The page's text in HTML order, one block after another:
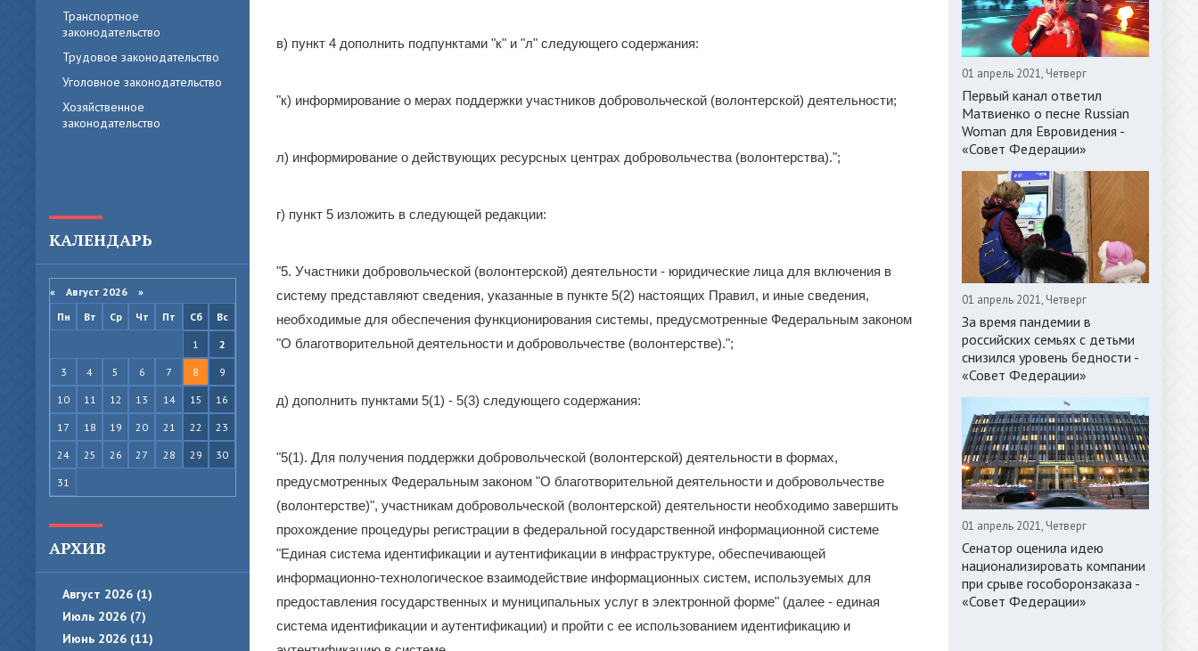
Транспортное
законодательство
Трудовое законодательство
Уголовное законодательство
Хозяйственное
законодательство
КАЛЕНДАРЬ
« Август 2026 »
Пн
Вт Ср Чт Пт Сб Вс
1 2
3 4 5 6 7 8 9
10 11 12 13 14 15 16
17 18 19 20 21 22 23
24 25 26 27 28 29 30
31
АРХИВ
Август 2026 (1)
Июль 2026 (7)
Июнь 2026 (11)
в) пункт 4 дополнить подпунктами "к" и "л" следующего содержания:
"к) информирование о мерах поддержки участников добровольческой (волонтерской) деятельности;
л) информирование о действующих ресурсных центрах добровольчества (волонтерства).";
г) пункт 5 изложить в следующей редакции:
"5. Участники добровольческой (волонтерской) деятельности - юридические лица для включения в
систему представляют сведения, указанные в пункте 5(2) настоящих Правил, и иные сведения,
необходимые для обеспечения функционирования системы, предусмотренные Федеральным законом
"О благотворительной деятельности и добровольчестве (волонтерстве).";
д) дополнить пунктами 5(1) - 5(3) следующего содержания:
"5(1). Для получения поддержки добровольческой (волонтерской) деятельности в формах,
предусмотренных Федеральным законом "О благотворительной деятельности и добровольчестве
(волонтерстве)", участникам добровольческой (волонтерской) деятельности необходимо завершить
прохождение процедуры регистрации в федеральной государственной информационной системе
"Единая система идентификации и аутентификации в инфраструктуре, обеспечивающей
информационно-технологическое взаимодействие информационных систем, используемых для
предоставления государственных и муниципальных услуг в электронной форме" (далее - единая
система идентификации и аутентификации) и пройти с ее использованием идентификацию и
01 апрель 2021, Четверг
Первый канал ответил
Матвиенко о песне Russian
Woman для Евровидения -
«Совет Федерации»
01 апрель 2021, Четверг
За время пандемии в
российских семьях с детьми
снизился уровень бедности -
«Совет Федерации»
01 апрель 2021, Четверг
Сенатор оценила идею
национализировать компании
при срыве гособоронзаказа -
«Совет Федерации»